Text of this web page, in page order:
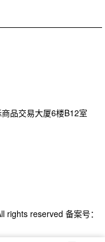
品交易大厦6楼B12室
reserved 备案号：